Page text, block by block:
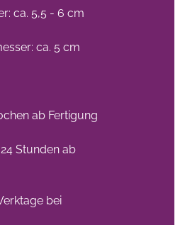
ca. 5,5 - 6 cm
ca. 5 cm
ab Fertigung
Stunden ab
bei